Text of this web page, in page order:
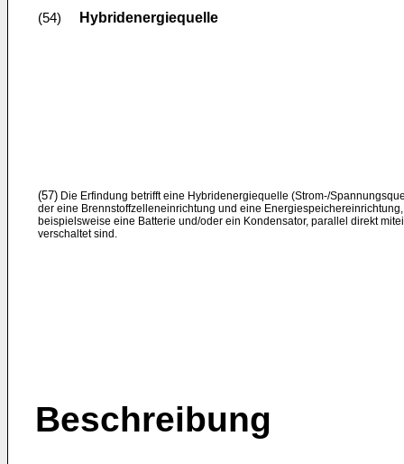
(54) Hybridenergiequelle
(57) Die Erfindung betrifft eine Hybridenergiequelle (Strom-/
der eine Brennstoffzelleneinrichtung und eine Energiespeichereinrichtung,
beispielsweise eine Batterie und/oder ein Kondensator, parallel direkt
verschaltet sind.
Beschreibung